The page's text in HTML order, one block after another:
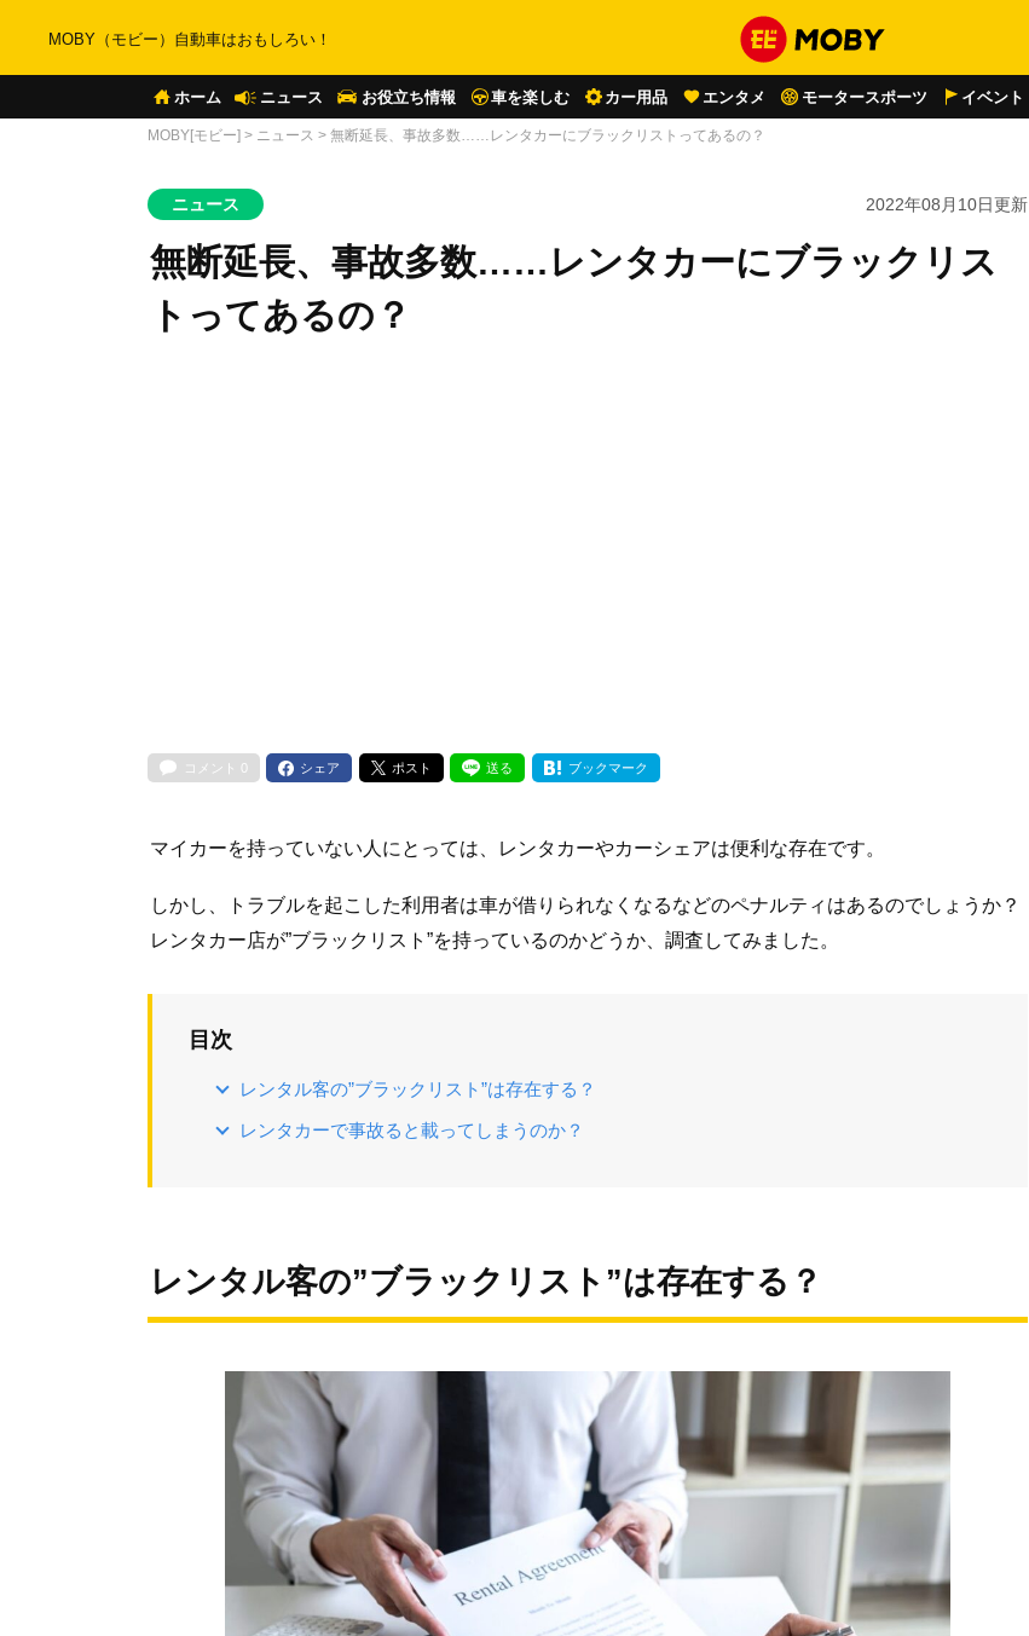
MOBY（モビー）自動車はおもしろい！
ホーム ニュース お役立ち情報 車を楽しむ カー用品 エンタメ モータースポーツ イベント
MOBY[モビー] > ニュース > 無断延長、事故多数……レンタカーにブラックリストってあるの？
ニュース 2022年08月10日更新
無断延長、事故多数……レンタカーにブラックリス
トってあるの？
コメント 0 シェア ポスト 送る ブックマーク
マイカーを持っていない人にとっては、レンタカーやカーシェアは便利な存在です。
しかし、トラブルを起こした利用者は車が借りられなくなるなどのペナルティはあるのでしょうか？
レンタカー店が”ブラックリスト”を持っているのかどうか、調査してみました。
目次
レンタル客の”ブラックリスト”は存在する？
レンタカーで事故ると載ってしまうのか？
レンタル客の”ブラックリスト”は存在する？